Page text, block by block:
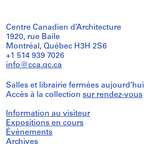
Centre Canadien d’Architecture
1920, rue Baile
Montréal, Québec H3H 2S6
+1 514 939 7026
info@cca.qc.ca
Salles et librairie fermées aujourd’hui
Accès à la collection sur rendez-vous
Information au visiteur
Expositions en cours
Événements
Archives